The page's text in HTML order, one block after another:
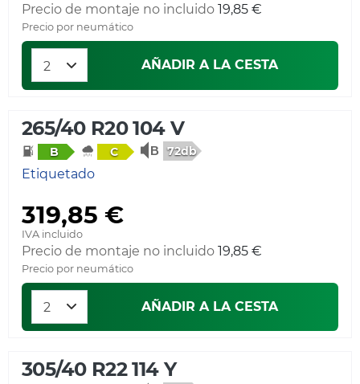
Precio de montaje no incluido 19,85 €
Precio por neumático
AÑADIR A LA CESTA
265/40 R20 104 V
B C 72db
Etiquetado
319,85 €
IVA incluido
Precio de montaje no incluido 19,85 €
Precio por neumático
AÑADIR A LA CESTA
305/40 R22 114 Y